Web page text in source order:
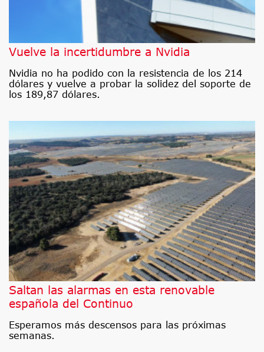
Vuelve la incertidumbre a Nvidia
Nvidia no ha podido con la resistencia de los 214
dólares y vuelve a probar la solidez del soporte de
los 189,87 dólares.
Saltan las alarmas en esta renovable
española del Continuo
Esperamos más descensos para las próximas
semanas.